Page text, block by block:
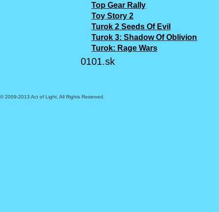
Top Gear Rally
Toy Story 2
Turok 2 Seeds Of Evil
Turok 3: Shadow Of Oblivion
Turok: Rage Wars
0101.sk
© 2009-2013 Act of Light, All Rights Reserved.